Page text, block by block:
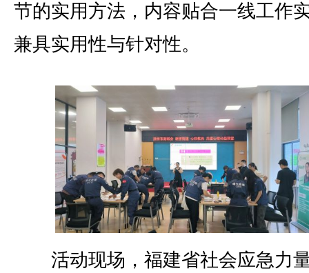
节的实用方法，内容贴合一线工作
兼具实用性与针对性。
活动现场，福建省社会应急力